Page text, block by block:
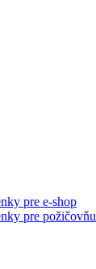
pre e-shop
pre požičovňu